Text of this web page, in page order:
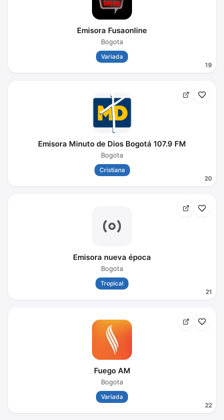
19
Emisora Fusaonline
Bogota
Variada
20
Emisora Minuto de Dios Bogotá 107.9 FM
Bogota
Cristiana
21
Emisora nueva época
Bogota
Tropical
22
Fuego AM
Bogota
Variada